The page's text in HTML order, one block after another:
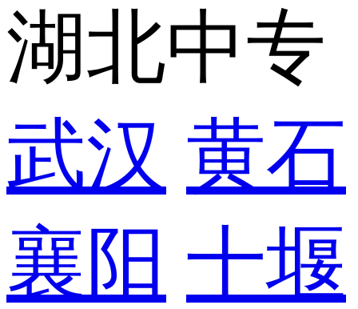
湖北中专
武汉 黄石
襄阳 十堰